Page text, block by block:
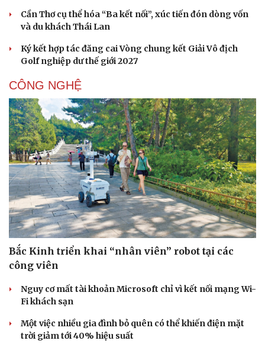
Sân khấu - Điện ảnh
Văn học
Âm nhạc
Di sản
Thời trang
Cần Thơ cụ thể hóa “Ba kết nối”, xúc tiến đón dòng vốn
và du khách Thái Lan
Ký kết hợp tác đăng cai Vòng chung kết Giải Vô địch
Golf nghiệp dư thế giới 2027
CÔNG NGHỆ
Bắc Kinh triển khai “nhân viên” robot tại các
công viên
Nguy cơ mất tài khoản Microsoft chỉ vì kết nối mạng Wi-
Fi khách sạn
Một việc nhiều gia đình bỏ quên có thể khiến điện mặt
trời giảm tới 40% hiệu suất